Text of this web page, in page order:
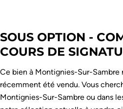
VENDU
SOUS OPTION -
COURS DE
Ce bien à Montignies-Sur-Sambre
récemment été vendu. Vous
Montignies-Sur-Sambre ou dans